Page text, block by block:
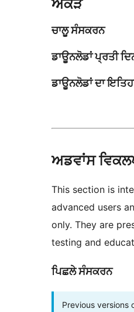
ਅੰਕੜੇ
ਚਾਲੂ ਸੰਸਕਰਨ
ਡਾਊਨਲੋਡਾਂ ਪ੍ਰਤੀ
ਡਾਊਨਲੋਡਾਂ ਦਾ
ਅਡਵਾਂਸ
This section is
advanced users
only. They are
testing and
ਪਿਛਲੇ ਸੰਸਕਰਨ
Previous versions